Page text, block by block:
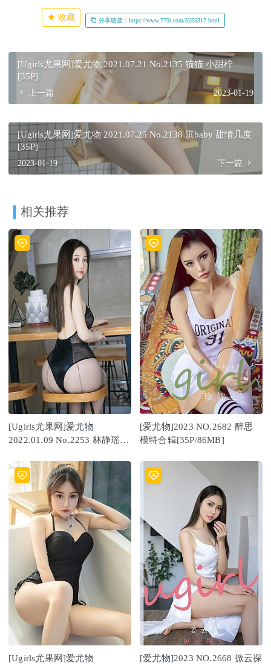
收藏 分享链接：https://www.775t.com/5255317.html
[Ugirls尤果网]爱尤物 2021.07.21 No.2135 猫猫 小甜柠
[35P]
上一篇 2023-01-19
[Ugirls尤果网]爱尤物 2021.07.25 No.2138 淇baby 甜情几度
[35P]
2023-01-19 下一篇
相关推荐
[Ugirls尤果网]爱尤物
2022.01.09 No.2253 林静瑶
[爱尤物]2023 NO.2682 醉思
模特合辑[35P/86MB]
[Ugirls尤果网]爱尤物
[爱尤物]2023 NO.2668 掀云探